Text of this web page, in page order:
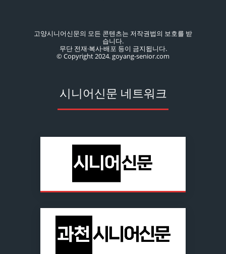
고양시니어신문의 모든 콘텐츠는 저작권법의 보호를 받
습니다.
무단 전재·복사·배포 등이 금지됩니다.
© Copyright 2024. goyang-senior.com
시니어신문 네트워크